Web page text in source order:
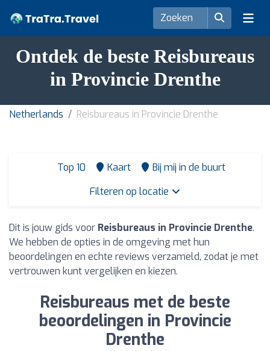
Ontdek de beste Reisbureaus
in Provincie Drenthe
Netherlands Reisbureaus in Provincie Drenthe
Top 10 Kaart
Bij mij in de buurt
Filteren op locatie
Dit is jouw gids voor Reisbureaus in Provincie Drenthe.
We hebben de opties in de omgeving met hun
beoordelingen en echte reviews verzameld, zodat je met
vertrouwen kunt vergelijken en kiezen.
Reisbureaus met de beste
beoordelingen in Provincie
Drenthe